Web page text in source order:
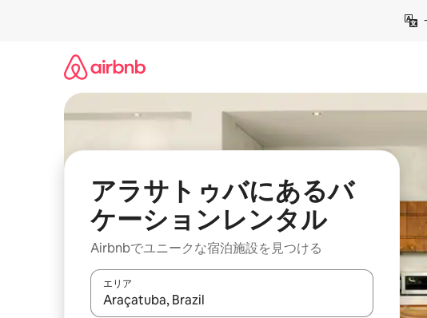
アラサトゥバにあるバ
ケーションレンタル
Airbnbでユニークな宿泊施設を見つける
エリア
検索結果が表示されたら、上下の矢印キーを使って移動するか